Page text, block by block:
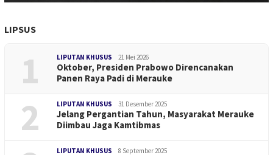
LIPSUS
1 LIPUTAN KHUSUS 21 Mei 2026
Oktober, Presiden Prabowo Direncanakan
Panen Raya Padi di Merauke
2 LIPUTAN KHUSUS 31 Desember 2025
Jelang Pergantian Tahun, Masyarakat Merauke
Diimbau Jaga Kamtibmas
LIPUTAN KHUSUS 8 September 2025